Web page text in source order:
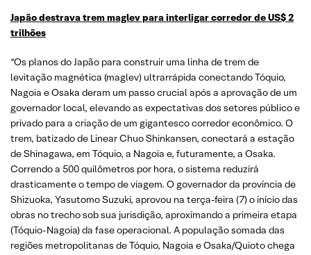
Japão destrava trem maglev para interligar corredor de US$ 2
trilhões
“Os planos do Japão para construir uma linha de trem de
levitação magnética (maglev) ultrarrápida conectando Tóquio,
Nagoia e Osaka deram um passo crucial após a aprovação de um
governador local, elevando as expectativas dos setores público e
privado para a criação de um gigantesco corredor econômico. O
trem, batizado de Linear Chuo Shinkansen, conectará a estação
de Shinagawa, em Tóquio, a Nagoia e, futuramente, a Osaka.
Correndo a 500 quilômetros por hora, o sistema reduzirá
drasticamente o tempo de viagem. O governador da província de
Shizuoka, Yasutomo Suzuki, aprovou na terça-feira (7) o início das
obras no trecho sob sua jurisdição, aproximando a primeira etapa
(Tóquio-Nagoia) da fase operacional. A população somada das
regiões metropolitanas de Tóquio, Nagoia e Osaka/Quioto chega